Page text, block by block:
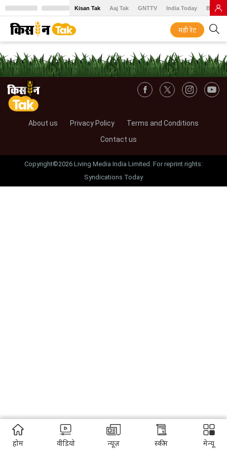
Kisan Tak Aaj Tak GNTTV India Today BT
मंडी रेट
About us Privacy Policy
Terms and Conditions
Contact us
Copyright©2026 Living Media India Limited. For reprint rights:
Syndications Today
होम वीडियो न्यूज़ स्कीम मेन्यू